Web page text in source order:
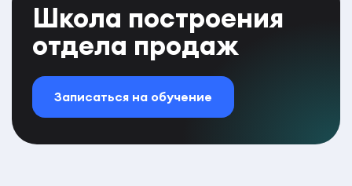
Школа построения
отдела продаж
Записаться на обучение